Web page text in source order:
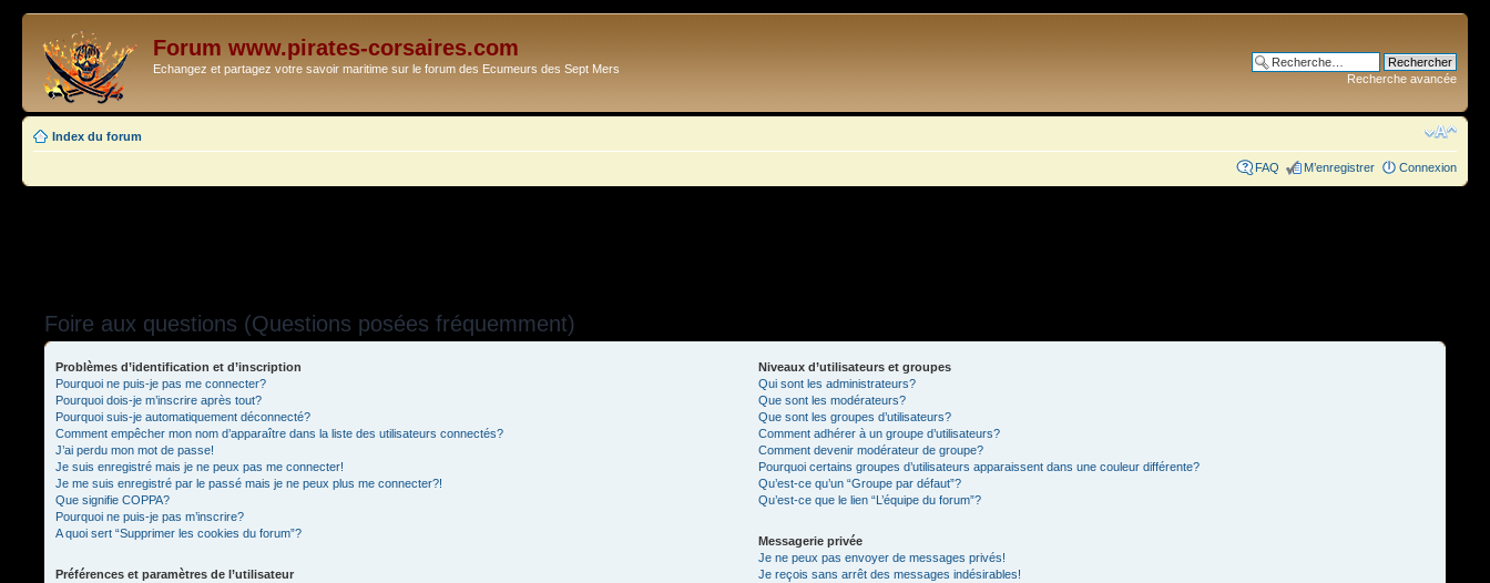
Forum www.pirates-corsaires.com
Echangez et partagez votre savoir maritime sur le forum des Ecumeurs des Sept Mers
Recherche avancée
Index du forum
FAQ M’enregistrer Connexion
Foire aux questions (Questions posées fréquemment)
Problèmes d’identification et d’inscription
Pourquoi ne puis-je pas me connecter?
Pourquoi dois-je m’inscrire après tout?
Pourquoi suis-je automatiquement déconnecté?
Comment empêcher mon nom d’apparaître dans la liste des utilisateurs connectés?
J’ai perdu mon mot de passe!
Je suis enregistré mais je ne peux pas me connecter!
Je me suis enregistré par le passé mais je ne peux plus me connecter?!
Que signifie COPPA?
Pourquoi ne puis-je pas m’inscrire?
A quoi sert “Supprimer les cookies du forum”?
Préférences et paramètres de l’utilisateur
Niveaux d’utilisateurs et groupes
Qui sont les administrateurs?
Que sont les modérateurs?
Que sont les groupes d’utilisateurs?
Comment adhérer à un groupe d’utilisateurs?
Comment devenir modérateur de groupe?
Pourquoi certains groupes d’utilisateurs apparaissent dans une couleur différente?
Qu’est-ce qu’un “Groupe par défaut”?
Qu’est-ce que le lien “L’équipe du forum”?
Messagerie privée
Je ne peux pas envoyer de messages privés!
Je reçois sans arrêt des messages indésirables!